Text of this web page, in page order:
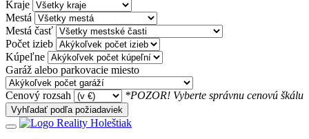
Kraje
Mestá
Mestá časť
Počet izieb
Kúpeľne
Garáž alebo parkovacie miesto
Cenový rozsah *POZOR! Vyberte správnu cenovú škálu
Vyhľadať podľa požiadaviek